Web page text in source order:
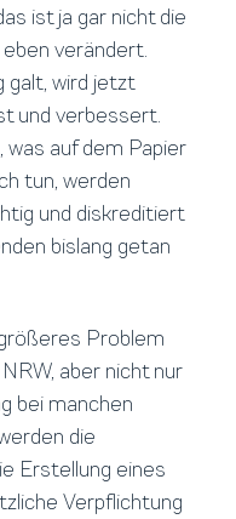
ist ja gar nicht die
verändert.
galt, wird jetzt
und verbessert.
was auf dem Papier
tun, werden
und diskreditiert
bislang getan
Problem
aber nicht nur
bei manchen
die
Erstellung eines
Verpflichtung